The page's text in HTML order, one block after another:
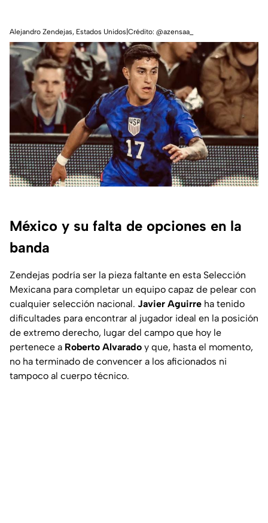
Alejandro Zendejas, Estados Unidos|Crédito: @azensaa_
México y su falta de opciones en la
banda
Zendejas podría ser la pieza faltante en esta Selección
Mexicana para completar un equipo capaz de pelear con
cualquier selección nacional. Javier Aguirre ha tenido
dificultades para encontrar al jugador ideal en la posición
de extremo derecho, lugar del campo que hoy le
pertenece a Roberto Alvarado y que, hasta el momento,
no ha terminado de convencer a los aficionados ni
tampoco al cuerpo técnico.